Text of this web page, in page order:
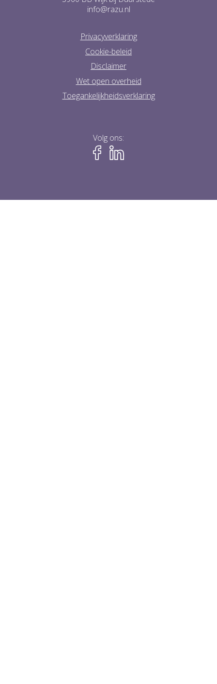
info@razu.nl
Privacyverklaring
Cookie-beleid
Disclaimer
Wet open overheid
Toegankelijkheidsverklaring
Volg ons: